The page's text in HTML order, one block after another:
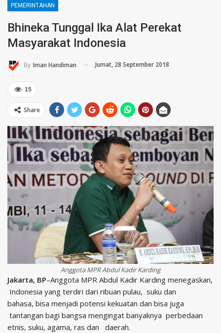
PEMERINTAHAN
Bhineka Tunggal Ika Alat Perekat
Masyarakat Indonesia
By Iman Handiman Jumat, 28 September 2018
15
Share
Anggota MPR Abdul Kadir Karding
Jakarta, BP–Anggota MPR Abdul Kadir Karding menegaskan,
Indonesia yang terdiri dari ribuan pulau, suku dan
bahasa, bisa menjadi potensi kekuatan dan bisa juga
tantangan bagi bangsa mengingat banyaknya perbedaan
etnis, suku, agama, ras dan daerah.